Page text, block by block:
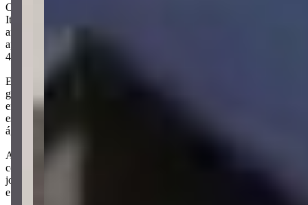
O Stern Residenz é um empreendimento localizado no Morretes, em
Itapema, idealizado pela Engelmann Engenharia. A torre única de 15
andares conta com 75 apartamentos, sendo 5 por andar. Os
apartamentos possuem 2 quartos, incluindo uma suíte, e áreas entre
47 a 55 m². O projeto foi desenvolvido pelo escritório Alci Bubols.
Em relação aos apartamentos, esses possuem living integrado à área
gourmet com churrasqueira, piso em porcelanato e rebaixo de gesso
em todos os ambientes. A espera para ar condicionado tipo split já
está prevista, e cada unidade conta com medidores individuais de
água, luz e gás. O aquecimento é a gás, com previsão para boiler.
As áreas comuns estão no 7º andar, com um espaço de lazer
completo com mais de 530 m². O local inclui salão de festas, sala de
jogos, praça de fogo, piscina adulta e infantil, além de fitness center
e playground.